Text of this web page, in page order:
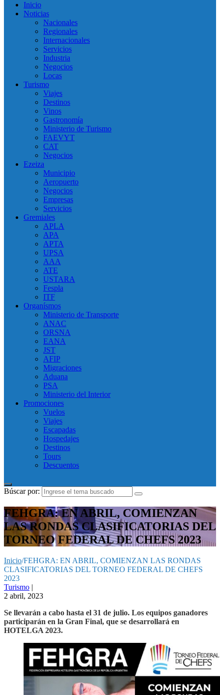
Inicio
Noticias
Nacionales
Regionales
Internacionales
Servicios
Industria
Negocios
Locas
Turismo
Viajes
Destinos
Vinos
Gastronomía
Ministerio de Turismo
FAEVYT
CAT
Negocios
Ezeiza
Municipio
Aeropuerto
Negocios
Empresas
Servicios
Gremiales
APLA
APA
APTA
UPSA
AAA
ATE
USTARA
Fespla
ITF
Organísmos
Ministerio de Transporte
ANAC
ORSNA
EANA
JST
AFIP
Migraciones
Aduana
PSA
Ministerio del Interior
Promociones
Vuelos
Viajes
Escapadas
Hospedajes
Destinos
Tours
Descuentos
Búscar por:
FEHGRA: EN ABRIL, COMIENZAN
LAS RONDAS CLASIFICATORIAS DEL
TORNEO FEDERAL DE CHEFS 2023
Inicio/FEHGRA: EN ABRIL, COMIENZAN LAS RONDAS
CLASIFICATORIAS DEL TORNEO FEDERAL DE CHEFS
2023
Turismo |
2 abril, 2023
Se llevarán a cabo hasta el 31 de julio. Los equipos ganadores
participarán en la Gran Final, que se desarrollará en
HOTELGA 2023.